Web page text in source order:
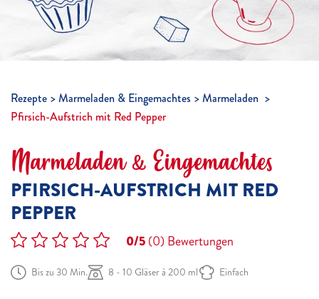
Rezepte Marmeladen & Eingemachtes
Marmeladen
Pfirsich-Aufstrich mit Red Pepper
Marmeladen & Eingemachtes
PFIRSICH-AUFSTRICH MIT RED
PEPPER
0/5(0)Bewertungen
Bis zu 30 Min. 8 - 10 Gläser à 200 ml Einfach